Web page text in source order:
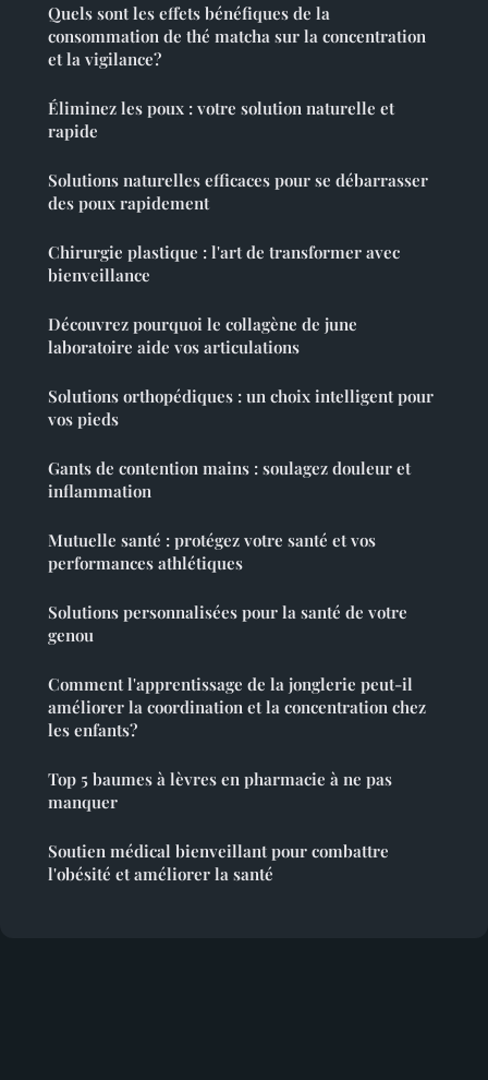
Quels sont les effets bénéfiques de la
consommation de thé matcha sur la concentration
et la vigilance?
Éliminez les poux : votre solution naturelle et
rapide
Solutions naturelles efficaces pour se débarrasser
des poux rapidement
Chirurgie plastique : l'art de transformer avec
bienveillance
Découvrez pourquoi le collagène de june
laboratoire aide vos articulations
Solutions orthopédiques : un choix intelligent pour
vos pieds
Gants de contention mains : soulagez douleur et
inflammation
Mutuelle santé : protégez votre santé et vos
performances athlétiques
Solutions personnalisées pour la santé de votre
genou
Comment l'apprentissage de la jonglerie peut-il
améliorer la coordination et la concentration chez
les enfants?
Top 5 baumes à lèvres en pharmacie à ne pas
manquer
Soutien médical bienveillant pour combattre
l'obésité et améliorer la santé